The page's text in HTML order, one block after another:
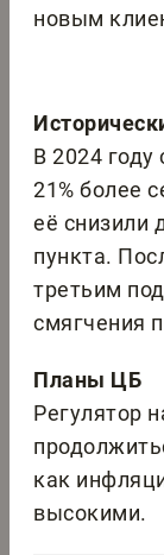
новым
В 2024 году
21% более
её снизили
пункта.
третьим
смягчения
Планы ЦБ
Регулятор
как
высокими.